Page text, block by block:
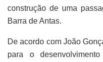
construção de uma
Barra de Antas.
De acordo com João
para o